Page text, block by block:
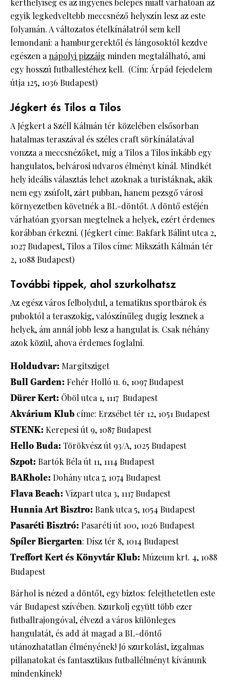
kerthelyiség és az ingyenes belépés miatt várhatóan az
egyik legkedveltebb meccsnéző helyszín lesz az este
folyamán. A változatos ételkínálatról sem kell
lemondani: a hamburgerektől és lángosoktól kezdve
egészen anápolyi pizzáig minden megtalálható, ami
egy hosszú futballestéhez kell. (Cím: Árpád fejedelem
útja 125, 1036 Budapest)
Jégkert és Tilos a Tilos
A Jégkert a Széll Kálmán tér közelében elsősorban
hatalmas teraszával és széles craft sörkínálatával
vonzza a meccsnézőket, míg a Tilos a Tilos inkább egy
hangulatos, belvárosi udvaros élményt kínál. Mindkét
hely ideális választás lehet azoknak a turistáknak, akik
nem egy zsúfolt, zárt pubban, hanem pezsgő városi
környezetben követnék a BL-döntőt. A döntő estéjén
várhatóan gyorsan megtelnek a helyek, ezért érdemes
korábban érkezni. (Jégkert címe: Bakfark Bálint utca 2,
1027 Budapest, Tilos a Tilos címe: Mikszáth Kálmán tér
2, 1088 Budapest)
További tippek, ahol szurkolhatsz
Az egész város felbolydul, a tematikus sportbárok és
puboktól a teraszokig, valószínűleg dugig lesznek a
helyek, ám annál jobb lesz a hangulat is. Csak néhány
azok közül, ahova érdemes foglalni.
Holdudvar: Margitsziget
Bull Garden: Fehér Holló u. 6, 1097 Budapest
Dürer Kert: Öböl utca 1, 1117 Budapest
Akvárium Klub címe: Erzsébet tér 12, 1051 Budapest
STENK: Kerepesi út 9, 1087 Budapest
Hello Buda: Törökvész út 93/A, 1025 Budapest
Szpot: Bartók Béla út 11, 1114 Budapest
BARhole: Dohány utca 7, 1074 Budapest
Flava Beach: Vízpart utca 3, 1117 Budapest
Hunnia Art Bisztro: Bank utca 5, 1054 Budapest
Pasaréti Bisztró: Pasaréti út 100, 1026 Budapest
Spíler Biergarten: Dísz tér 8, 1014 Budapest
Treffort Kert és Könyvtár Klub: Múzeum krt. 4, 1088
Budapest
Bárhol is nézed a döntőt, egy biztos: felejthetetlen este
vár Budapest szívében. Szurkolj együtt több ezer
futballrajongóval, élvezd a város különleges
hangulatát, és add át magad a BL-döntő
utánozhatatlan élményének! Jó szurkolást, izgalmas
pillanatokat és fantasztikus futballélményt kívánunk
mindenkinek!